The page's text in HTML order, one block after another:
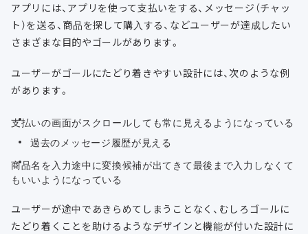
アプリには、アプリを使って支払いをする、メッセージ（チャッ
ト）を送る、商品を探して購入する、などユーザーが達成したい
さまざまな目的やゴールがあります。
ユーザーがゴールにたどり着きやすい設計には、次のような例
があります。
支払いの画面がスクロールしても常に見えるようになっている
過去のメッセージ履歴が見える
商品名を入力途中に変換候補が出てきて最後まで入力しなくて
もいいようになっている
ユーザーが途中であきらめてしまうことなく、むしろゴールに
たどり着くことを助けるようなデザインと機能が付いた設計に